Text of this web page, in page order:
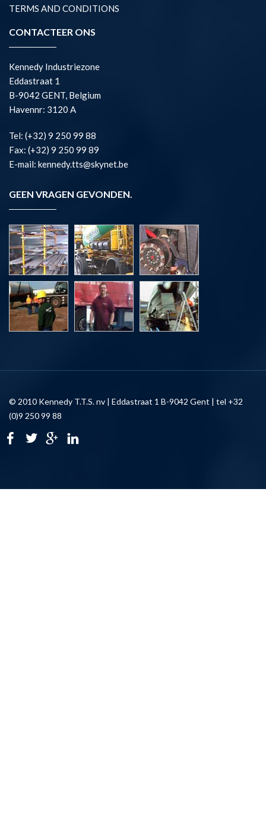
TERMS AND CONDITIONS
CONTACTEER ONS
Kennedy Industriezone
Eddastraat 1
B-9042 GENT, Belgium
Havennr: 3120 A
Tel: (+32) 9 250 99 88
Fax: (+32) 9 250 99 89
E-mail: kennedy.tts@skynet.be
GEEN VRAGEN GEVONDEN.
© 2010 Kennedy T.T.S. nv | Eddastraat 1 B-9042 Gent | tel +32
(0)9 250 99 88